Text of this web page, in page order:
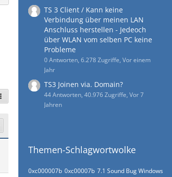
TS 3 Client / Kann keine
Verbindung über meinen LAN
Anschluss herstellen - Jedeoch
über WLAN vom selben PC keine
Probleme
0 Antworten, 6.278 Zugriffe, Vor einem
Jahr
TS3 Joinen via. Domain?
44 Antworten, 40.976 Zugriffe, Vor 7
Jahren
Themen-Schlagwortwolke
0xc000007b 0xc00007b 7.1 Sound Bug Windows